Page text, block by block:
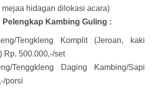
mejaa hidagan dilokasi acara)
Pelengkap Kambing Guling :
Tengkleng Komplit (Jeroan, kaki
Rp. 500.000,-/set
Tenggkleng Daging Kambing/Sapi
porsi